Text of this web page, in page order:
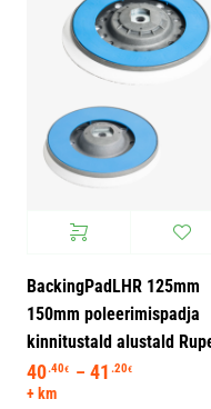
BackingPadLHR 125mm
150mm poleerimispadja
kinnitustald alustald
40.40€ – 41 .20€
+ km